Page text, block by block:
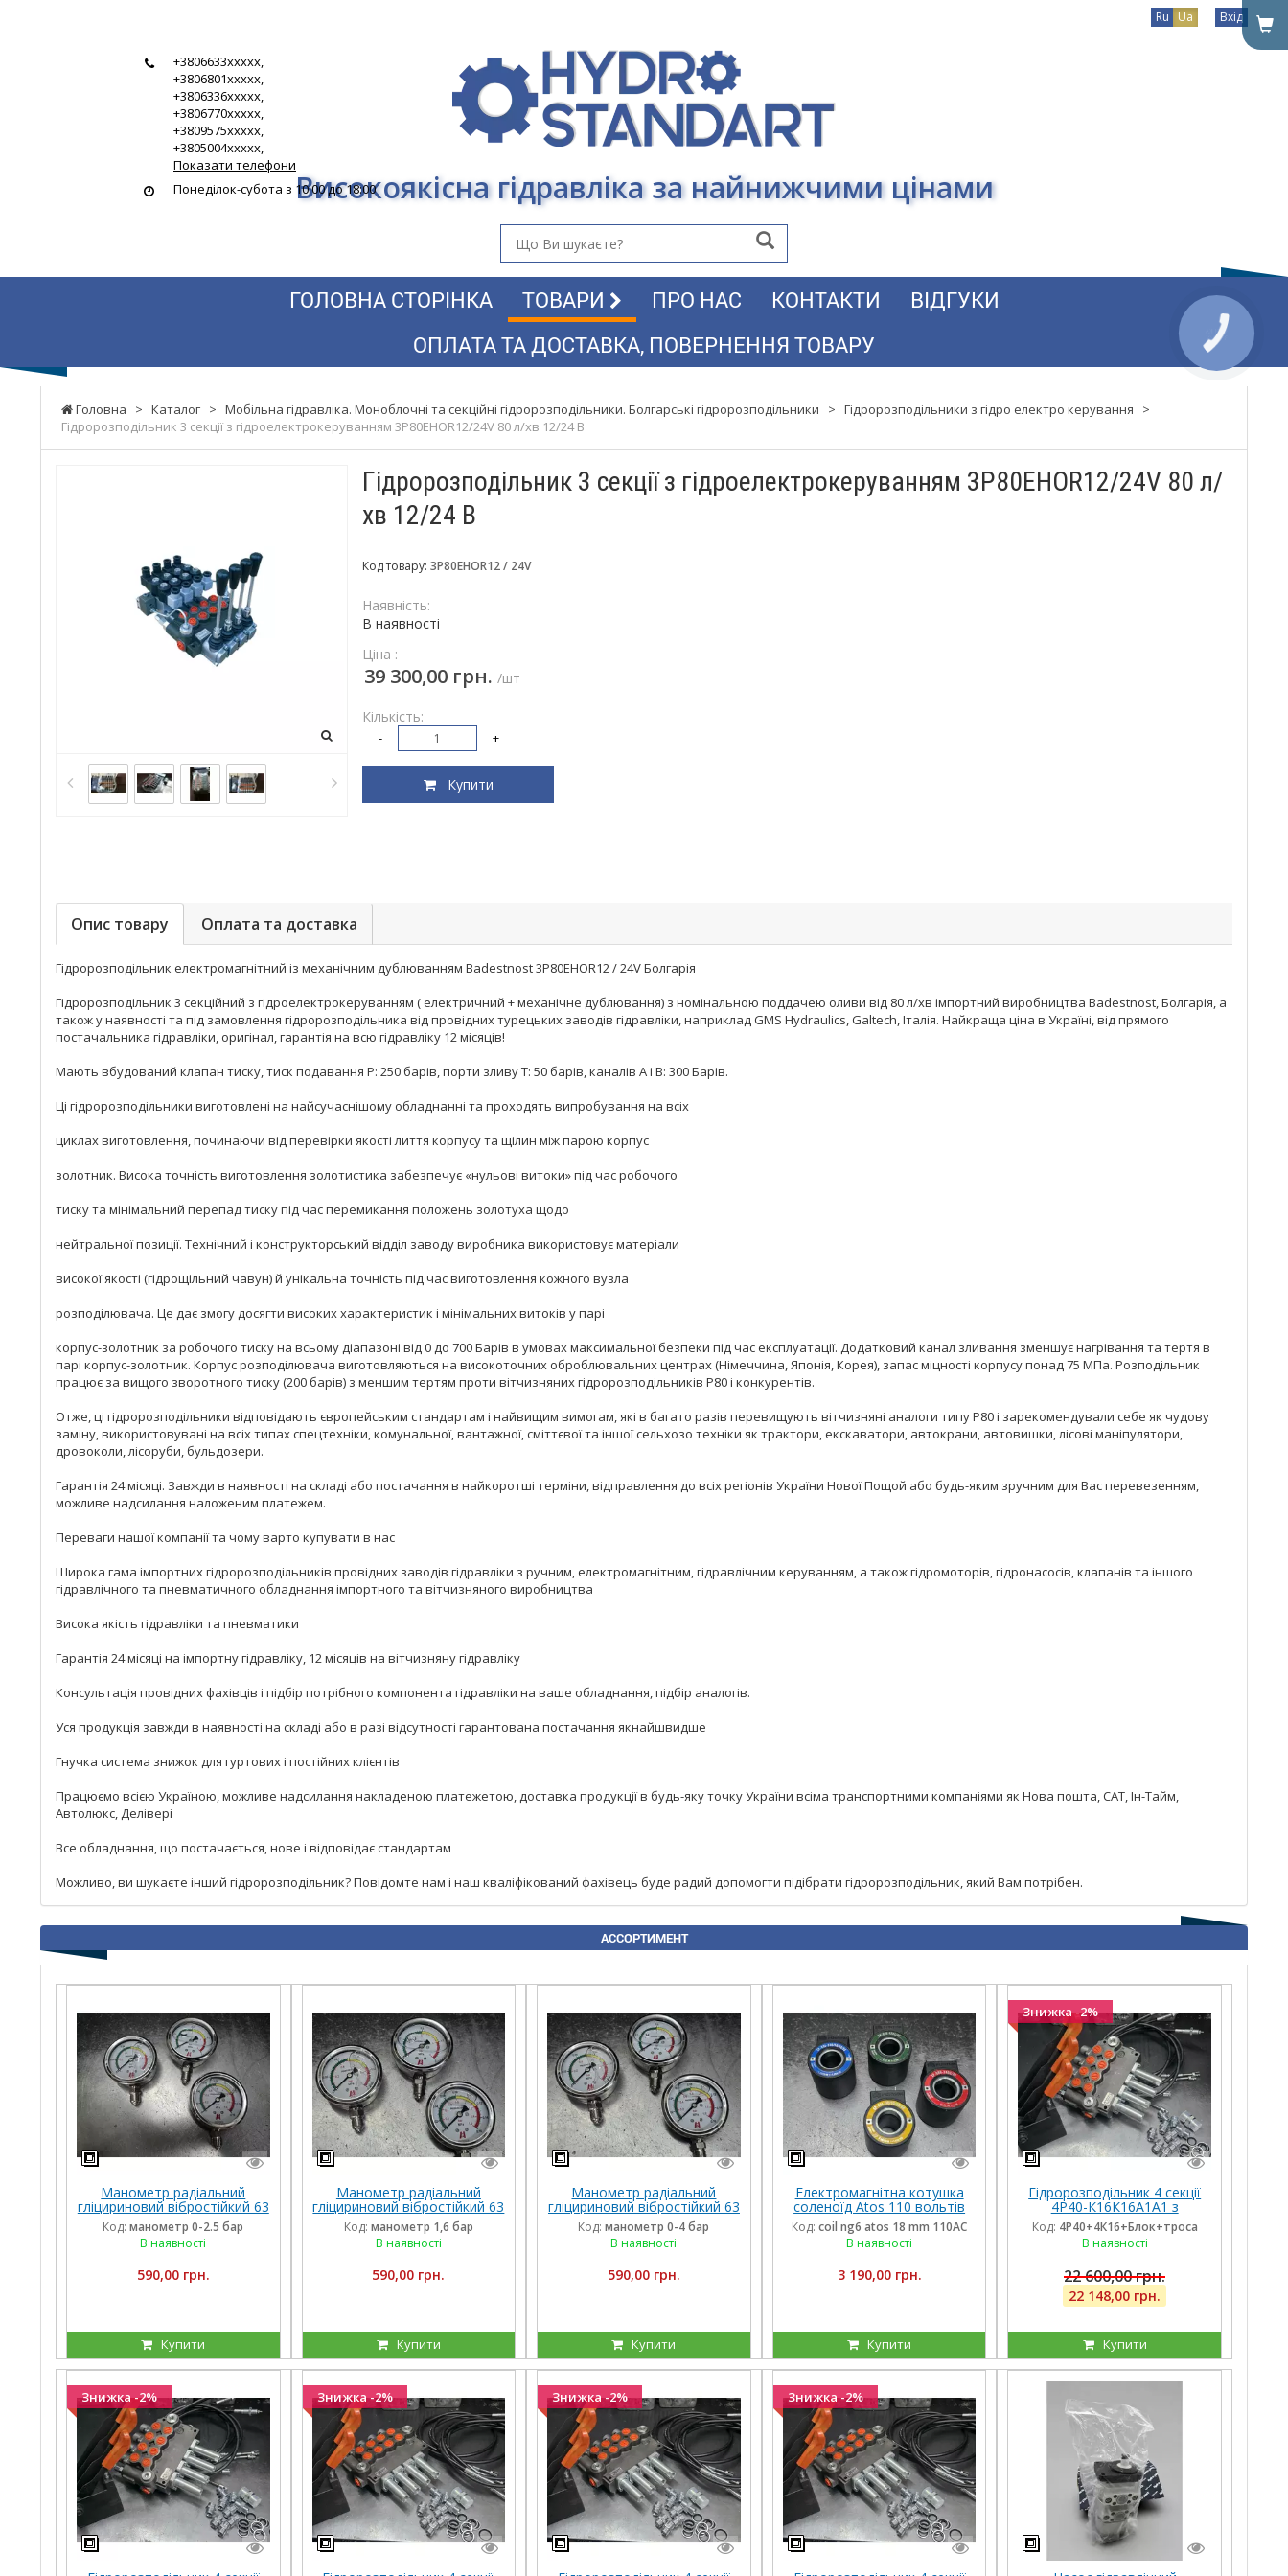
Ru Ua Вхід
Гідростандарт
+3806633xxxxx,
+3806801xxxxx,
+3806336xxxxx,
+3806770xxxxx,
+3809575xxxxx,
+3805004xxxxx,
Показати телефони
Понеділок-субота з 10:00 до 18:00Високоякісна гідравліка за найнижчими цінами
ГОЛОВНА СТОРІНКА ТОВАРИ ПРО НАС КОНТАКТИ
ВІДГУКИ
ОПЛАТА ТА ДОСТАВКА, ПОВЕРНЕННЯ ТОВАРУ
Головна > Каталог > Мобільна гідравліка. Моноблочні та секційні гідророзподільники. Болгарські гідророзподільники > Гідророзподільники з гідро електро керування
>
Гідророзподільник 3 секції з гідроелектрокеруванням 3P80EHOR12/24V 80 л/хв 12/24 В
Гідророзподільник 3 секції з гідроелектрокеруванням 3P80EHOR12/24V 80 л/
хв 12/24 В
Код товару: 3P80EHOR12 / 24V
Наявність:
В наявності
Ціна :
39 300,00 грн. /шт
Кількість:
- +
Купити
Опис товару Оплата та доставка
Гідророзподільник електромагнітний із механічним дублюванням Badestnost 3P80EHOR12 / 24V Болгарія
Гідророзподільник 3 секційний з гідроелектрокеруванням ( електричний + механічне дублювання) з номінальною поддачею оливи від 80 л/хв імпортний виробництва Badestnost, Болгарія, а
також у наявності та під замовлення гідророзподільника від провідних турецьких заводів гідравліки, наприклад GMS Hydraulics, Galtech, Італія. Найкраща ціна в Україні, від прямого
постачальника гідравліки, оригінал, гарантія на всю гідравліку 12 місяців!
Мають вбудований клапан тиску, тиск подавання Р: 250 барів, порти зливу Т: 50 барів, каналів А і В: 300 Барів.
Ці гідророзподільники виготовлені на найсучаснішому обладнанні та проходять випробування на всіх
циклах виготовлення, починаючи від перевірки якості лиття корпусу та щілин між парою корпус
золотник. Висока точність виготовлення золотистика забезпечує «нульові витоки» під час робочого
тиску та мінімальний перепад тиску під час перемикання положень золотуха щодо
нейтральної позиції. Технічний і конструкторський відділ заводу виробника використовує матеріали
високої якості (гідрощільний чавун) й унікальна точність під час виготовлення кожного вузла
розподілювача. Це дає змогу досягти високих характеристик і мінімальних витоків у парі
корпус-золотник за робочого тиску на всьому діапазоні від 0 до 700 Барів в умовах максимальної безпеки під час експлуатації. Додатковий канал зливання зменшує нагрівання та тертя в
парі корпус-золотник. Корпус розподілювача виготовляються на високоточних оброблювальних центрах (Німеччина, Японія, Корея), запас міцності корпусу понад 75 МПа. Розподільник
працює за вищого зворотного тиску (200 барів) з меншим тертям проти вітчизняних гідророзподільників Р80 і конкурентів.
Отже, ці гідророзподільники відповідають європейським стандартам і найвищим вимогам, які в багато разів перевищують вітчизняні аналоги типу Р80 і зарекомендували себе як чудову
заміну, використовувані на всіх типах спецтехніки, комунальної, вантажної, сміттєвої та іншої сельхозо техніки як трактори, екскаватори, автокрани, автовишки, лісові маніпулятори,
дровоколи, лісоруби, бульдозери.
Гарантія 24 місяці. Завжди в наявності на складі або постачання в найкоротші терміни, відправлення до всіх регіонів України Нової Пощой або будь-яким зручним для Вас перевезенням,
можливе надсилання наложеним платежем.
Переваги нашої компанії та чому варто купувати в нас
Широка гама імпортних гідророзподільників провідних заводів гідравліки з ручним, електромагнітним, гідравлічним керуванням, а також гідромоторів, гідронасосів, клапанів та іншого
гідравлічного та пневматичного обладнання імпортного та вітчизняного виробництва
Висока якість гідравліки та пневматики
Гарантія 24 місяці на імпортну гідравліку, 12 місяців на вітчизняну гідравліку
Консультація провідних фахівців і підбір потрібного компонента гідравліки на ваше обладнання, підбір аналогів.
Уся продукція завжди в наявності на складі або в разі відсутності гарантована постачання якнайшвидше
Гнучка система знижок для гуртових і постійних клієнтів
Працюємо всією Україною, можливе надсилання накладеною платежетою, доставка продукції в будь-яку точку України всіма транспортними компаніями як Нова пошта, САТ, Ін-Тайм,
Автолюкс, Делівері
Все обладнання, що постачається, нове і відповідає стандартам
Можливо, ви шукаєте інший гідророзподільник? Повідомте нам і наш кваліфікований фахівець буде радий допомогти підібрати гідророзподільник, який Вам потрібен.
АССОРТИМЕНТ
Манометр радіальний
гліцириновий вібростійкий 63
мм 0-2,5 Бар Італія
Код: манометр 0-2.5 бар
В наявності
590,00 грн.
Купити
Манометр радіальний
гліцириновий вібростійкий 63
мм 1,6 Бар Італія
Код: манометр 1,6 бар
В наявності
590,00 грн.
Купити
Манометр радіальний
гліцириновий вібростійкий 63
мм 0-4 Бар Італія
Код: манометр 0-4 бар
В наявності
590,00 грн.
Купити
Електромагнітна котушка
соленоїд Atos 110 вольтів
внутрішній діаметр 18 мм
довжина 40 мм
Код: coil ng6 atos 18 mm 110AC
В наявності
3 190,00 грн.
Купити
Знижка -2%
Гідророзподільник 4 секції
4Р40-К16К16А1А1 з
плаваючими на 3 секції,
троса та блок важелів на 4
ричага
Код: 4Р40+4К16+Блок+троса
В наявності
22 600,00 грн.
22 148,00 грн.
Купити
Знижка -2% Знижка -2% Знижка -2% Знижка -2%